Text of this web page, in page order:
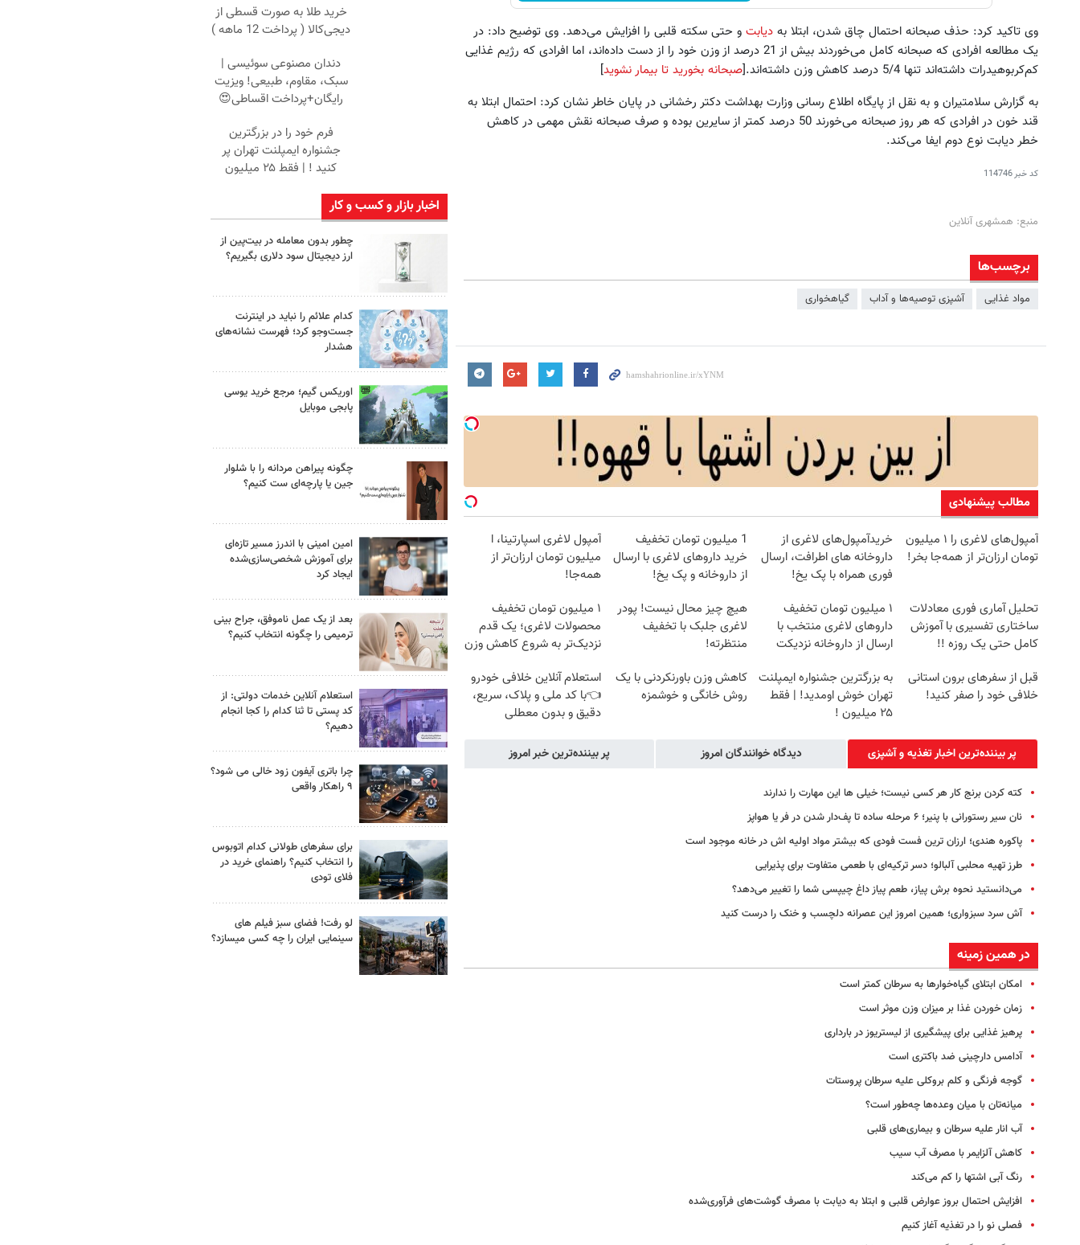
وی تاکید کرد: حذف صبحانه احتمال چاق شدن، ابتلا به دیابت و حتی سکته قلبی را افزایش می‌دهد. وی توضیح داد: در
یک مطالعه افرادی که صبحانه کامل می‌خوردند بیش از 21 درصد از وزن خود را از دست داده‌اند، اما افرادی که رژیم غذایی
کم‌کربوهیدرات داشته‌اند تنها 5/4 درصد کاهش وزن داشته‌اند.[
صبحانه بخورید تا بیمار نشوید]
به گزارش سلامتیران و به نقل از پایگاه اطلاع رسانی وزارت بهداشت دکتر رخشانی در پایان خاطر نشان کرد: احتمال ابتلا به
قند خون در افرادی که هر روز صبحانه می‌خورند 50 درصد کمتر از سایرین بوده و صرف صبحانه نقش مهمی در کاهش
خطر دیابت نوع دوم ایفا می‌کند.
کد خبر114746
منبع: همشهری آنلاین
برچسب‌ها
مواد غذایی آشپزی توصیه‌ها و آداب گیاهخواری
مطالب پیشنهادی
آمپول‌های لاغری را ۱ میلیون
تومان ارزان‌تر از همه‌جا بخر!
خریدآمپول‌های لاغری از
داروخانه های اطرافت، ارسال
فوری همراه با پک یخ!
1 میلیون تومان تخفیف
خرید داروهای لاغری با ارسال
از داروخانه و پک یخ!
آمپول لاغری اسپارتینا، ا
میلیون تومان ارزان‌تر از
همه‌جا!
تحلیل آماری فوری معادلات
ساختاری تفسیری با آموزش
کامل حتی یک روزه !!
۱ میلیون تومان تخفیف
داروهای لاغری منتخب با
ارسال از داروخانه نزدیکت
هیچ چیز محال نیست! پودر
لاغری جلبک با تخفیف
منتظرته!
۱ میلیون تومان تخفیف
محصولات لاغری؛ یک قدم
نزدیک‌تر به شروع کاهش وزن
قبل از سفرهای برون استانی
خلافی خود را صفر کنید!
به بزرگترین جشنواره ایمپلنت
تهران خوش اومدید! | فقط
۲۵ میلیون !
کاهش وزن باورنکردنی با یک
روش خانگی و خوشمزه
استعلام آنلاین خلافی خودرو
👈با کد ملی و پلاک، سریع،
دقیق و بدون معطلی
پر بیننده‌ترین اخبار تغذیه و آشپزی دیدگاه خوانندگان امروز پر بیننده‌ترین خبر امروز
کته کردن برنج کار هر کسی نیست؛ خیلی ها این مهارت را ندارند
نان سیر رستورانی با پنیر؛ ۶ مرحله ساده تا پف‌دار شدن در فر یا هواپز
پاکوره هندی؛ ارزان ترین فست فودی که بیشتر مواد اولیه اش در خانه موجود است
طرز تهیه محلبی آلبالو؛ دسر ترکیه‌ای با طعمی متفاوت برای پذیرایی
می‌دانستید نحوه برش پیاز، طعم پیاز داغ چیپسی شما را تغییر می‌دهد؟
آش سرد سبزواری؛ همین امروز این عصرانه دلچسب و خنک را درست کنید
در همین زمینه
امکان ابتلای گیاه‌خوارها به سرطان کمتر است
زمان خوردن غذا بر میزان وزن موثر است
پرهیز غذایی برای پیشگیری از لیستریوز در بارداری
آدامس دارچینی ضد باکتری است
گوجه فرنگی و کلم بروکلی علیه سرطان پروستات
میانه‌تان با میان وعده‌ها چه‌طور است؟
آب انار علیه سرطان و بیماری‌های قلبی
کاهش آلزایمر با مصرف آب سیب
رنگ آبی اشتها را کم می‌کند
افزایش احتمال بروز عوارض قلبی و ابتلا به دیابت با مصرف گوشت‌های فرآوری‌شده
فصلی نو را در تغذیه آغاز کنیم
خرید طلا به صورت قسطی از
دیجی‌کالا ( پرداخت 12 ماهه )
دندان مصنوعی سوئیسی |
سبک، مقاوم، طبیعی! ویزیت
رایگان+پرداخت اقساطی😍
فرم خود را در بزرگترین
جشنواره ایمپلنت تهران پر
کنید ! | فقط ۲۵ میلیون
اخبار بازار و کسب و کار
چطور بدون معامله در بیت‌پین از
ارز دیجیتال سود دلاری بگیریم؟
کدام علائم را نباید در اینترنت
جست‌وجو کرد؛ فهرست نشانه‌های
هشدار
اوریکس گیم؛ مرجع خرید یوسی
پابجی موبایل
چگونه پیراهن مردانه را با شلوار
جین یا پارچه‌ای ست کنیم؟
امین امینی با اندرز مسیر تازه‌ای
برای آموزش شخصی‌سازی‌شده
ایجاد کرد
بعد از یک عمل ناموفق، جراح بینی
ترمیمی را چگونه انتخاب کنیم؟
استعلام آنلاین خدمات دولتی: از
کد پستی تا ثنا کدام را کجا انجام
دهیم؟
چرا باتری آیفون زود خالی می شود؟
۹ راهکار واقعی
برای سفرهای طولانی کدام اتوبوس
را انتخاب کنیم؟ راهنمای خرید در
فلای تودی
لو رفت! فضای سبز فیلم های
سینمایی ایران را چه کسی میسازد؟